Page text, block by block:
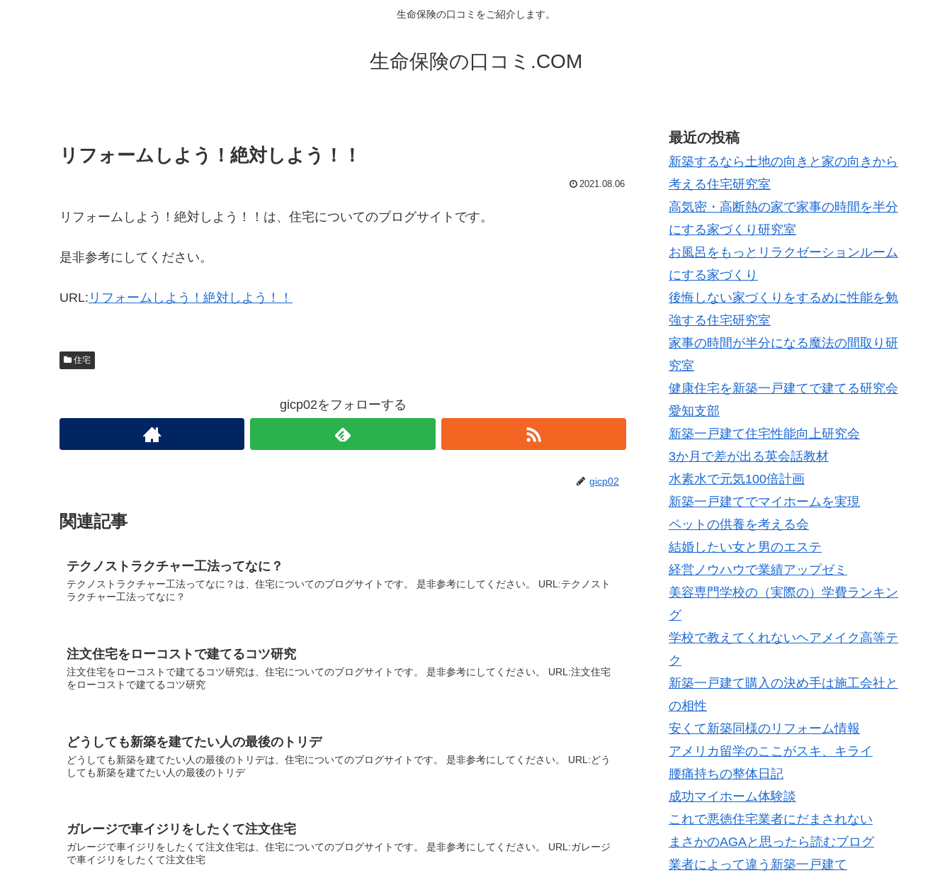
生命保険の口コミをご紹介します。
生命保険の口コミ.COM
リフォームしよう！絶対しよう！！
2021.08.06
リフォームしよう！絶対しよう！！は、住宅についてのブログサイトです。
是非参考にしてください。
URL: リフォームしよう！絶対しよう！！
住宅
gicp02をフォローする
gicp02
関連記事
テクノストラクチャー工法ってなに？
テクノストラクチャー工法ってなに？は、住宅についてのブログサイトです。 是非参考にしてください。 URL:テクノスト
ラクチャー工法ってなに？
注文住宅をローコストで建てるコツ研究
注文住宅をローコストで建てるコツ研究は、住宅についてのブログサイトです。 是非参考にしてください。 URL:注文住宅
をローコストで建てるコツ研究
どうしても新築を建てたい人の最後のトリデ
どうしても新築を建てたい人の最後のトリデは、住宅についてのブログサイトです。 是非参考にしてください。 URL:どう
しても新築を建てたい人の最後のトリデ
ガレージで車イジリをしたくて注文住宅
ガレージで車イジリをしたくて注文住宅は、住宅についてのブログサイトです。 是非参考にしてください。 URL:ガレージ
で車イジリをしたくて注文住宅
最近の投稿
新築するなら土地の向きと家の向きから
考える住宅研究室
高気密・高断熱の家で家事の時間を半分
にする家づくり研究室
お風呂をもっとリラクゼーションルーム
にする家づくり
後悔しない家づくりをするめに性能を勉
強する住宅研究室
家事の時間が半分になる魔法の間取り研
究室
健康住宅を新築一戸建てで建てる研究会
愛知支部
新築一戸建て住宅性能向上研究会
3か月で差が出る英会話教材
水素水で元気100倍計画
新築一戸建てでマイホームを実現
ペットの供養を考える会
結婚したい女と男のエステ
経営ノウハウで業績アップゼミ
美容専門学校の（実際の）学費ランキン
グ
学校で教えてくれないヘアメイク高等テ
ク
新築一戸建て購入の決め手は施工会社と
の相性
安くて新築同様のリフォーム情報
アメリカ留学のここがスキ、キライ
腰痛持ちの整体日記
成功マイホーム体験談
これで悪徳住宅業者にだまされない
まさかのAGAと思ったら読むブログ
業者によって違う新築一戸建て